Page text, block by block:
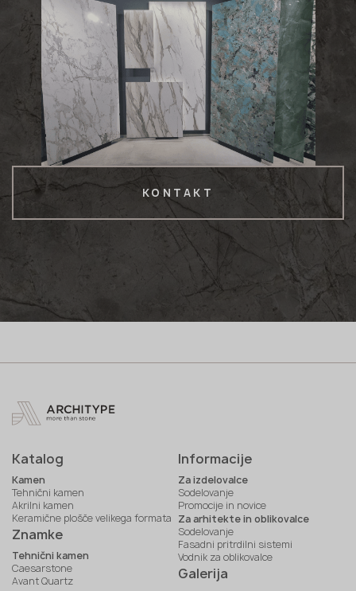
KONTAKT
Katalog
Kamen
Tehnični kamen
Akrilni kamen
Keramične plošče velikega formata
Znamke
Tehnični kamen
Caesarstone
Avant Quartz
Informacije
Za izdelovalce
Sodelovanje
Promocije in novice
Za arhitekte in oblikovalce
Sodelovanje
Fasadni pritrdilni sistemi
Vodnik za oblikovalce
Galerija